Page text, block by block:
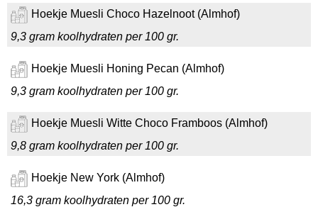
Hoekje Muesli Choco Hazelnoot (Almhof)
9,3 gram koolhydraten per 100 gr.
Hoekje Muesli Honing Pecan (Almhof)
9,3 gram koolhydraten per 100 gr.
Hoekje Muesli Witte Choco Framboos (Almhof)
9,8 gram koolhydraten per 100 gr.
Hoekje New York (Almhof)
16,3 gram koolhydraten per 100 gr.